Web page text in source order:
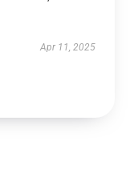
Apr 11, 2025